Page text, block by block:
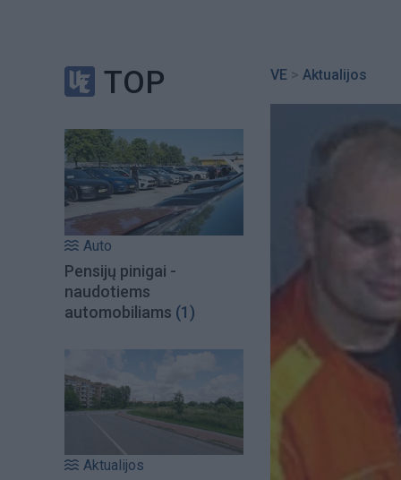
TOP
Auto
Pensijų pinigai -
naudotiems
automobiliams (1)
Aktualijos
VE > Aktualijos